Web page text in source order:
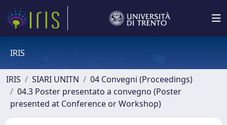
IRIS
IRIS SIARI UNITN
04 Convegni (Proceedings)
04.3 Poster presentato a convegno (Poster
presented at Conference or Workshop)